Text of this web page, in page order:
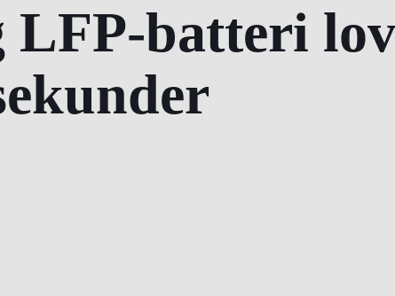
LFP-batteri